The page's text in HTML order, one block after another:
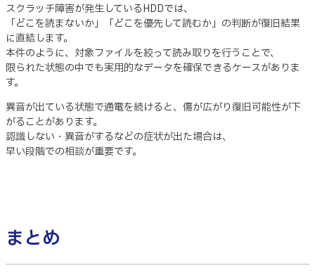
スクラッチ障害が発生しているHDDでは、
「どこを読まないか」「どこを優先して読むか」の判断が復旧結果
に直結します。
本件のように、対象ファイルを絞って読み取りを行うことで、
限られた状態の中でも実用的なデータを確保できるケースがありま
す。
異音が出ている状態で通電を続けると、傷が広がり復旧可能性が下
がることがあります。
認識しない・異音がするなどの症状が出た場合は、
早い段階での相談が重要です。
まとめ